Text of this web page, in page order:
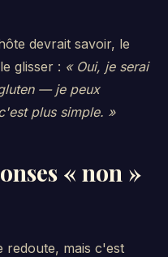
devrait savoir, le
glisser : « Oui, je serai
— je peux
plus simple. »
« non »
redoute, mais c'est